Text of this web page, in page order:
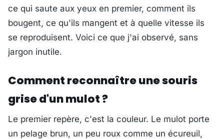
ce qui saute aux yeux en premier, comment ils
bougent, ce qu'ils mangent et à quelle vitesse ils
se reproduisent. Voici ce que j'ai observé, sans
jargon inutile.
Comment reconnaître une souris
grise d'un mulot ?
Le premier repère, c'est la couleur. Le mulot porte
un pelage brun, un peu roux comme un écureuil,